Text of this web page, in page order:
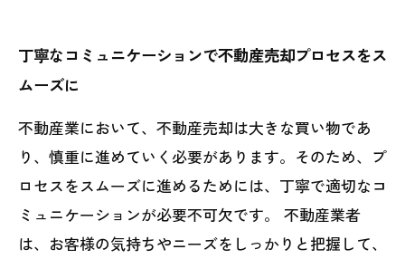
丁寧なコミュニケーションで不動産売却プロセスをス
ムーズに
不動産業において、不動産売却は大きな買い物であ
り、慎重に進めていく必要があります。そのため、プ
ロセスをスムーズに進めるためには、丁寧で適切なコ
ミュニケーションが必要不可欠です。 不動産業者
は、お客様の気持ちやニーズをしっかりと把握して、